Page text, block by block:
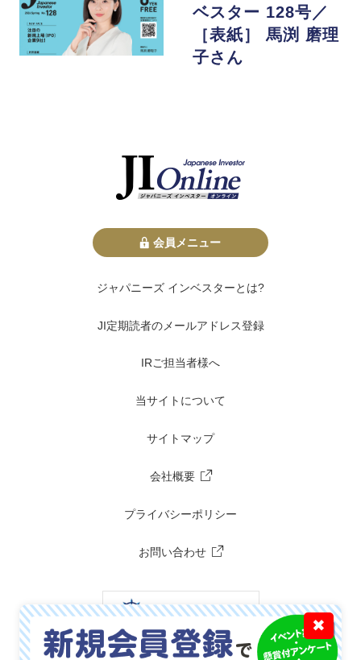
ベスター 128号／
［表紙］ 馬渕 磨理
子さん
会員メニュー
ジャパニーズ インベスターとは?
JI定期読者のメールアドレス登録
IRご担当者様へ
当サイトについて
サイトマップ
会社概要
プライバシーポリシー
お問い合わせ
✖